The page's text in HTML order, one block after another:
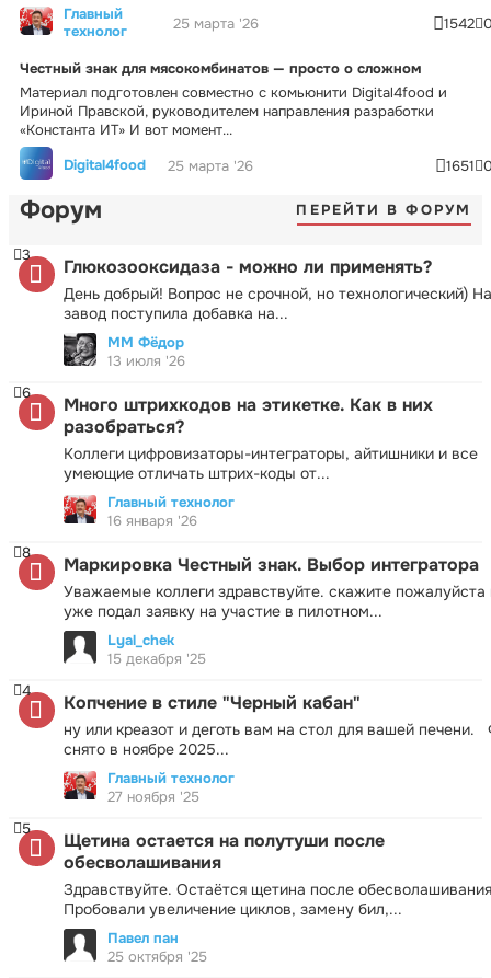
Главный
технолог
25 марта '26 1542
Честный знак для мясокомбинатов — просто о сложном
Материал подготовлен совместно с комьюнити Digital4food и
Ириной Правской, руководителем направления разработки
«Константа ИТ» И вот момент...
Digital4food
25 марта '26 1651
Форум ПЕРЕЙТИ В ФОРУМ
Глюкозооксидаза - можно ли применять?
День добрый! Вопрос не срочной, но технологический) На
завод поступила добавка на...
3
ММ Фёдор
13 июля '26
Много штрихкодов на этикетке. Как в них
разобраться?
Коллеги цифровизаторы-интеграторы, айтишники и все
умеющие отличать штрих-коды от...
6
Главный технолог
16 января '26
Маркировка Честный знак. Выбор интегратора
Уважаемые коллеги здравствуйте. скажите пожалуйста
уже подал заявку на участие в пилотном...
8
Lyal_chek
15 декабря '25
Копчение в стиле "Черный кабан"
ну или креазот и деготь вам на стол для вашей печени.
снято в ноябре 2025...
4
Главный технолог
27 ноября '25
Щетина остается на полутуши после
обесволашивания
Здравствуйте. Остаётся щетина после
Пробовали увеличение циклов, замену бил,...
5
Павел пан
25 октября '25